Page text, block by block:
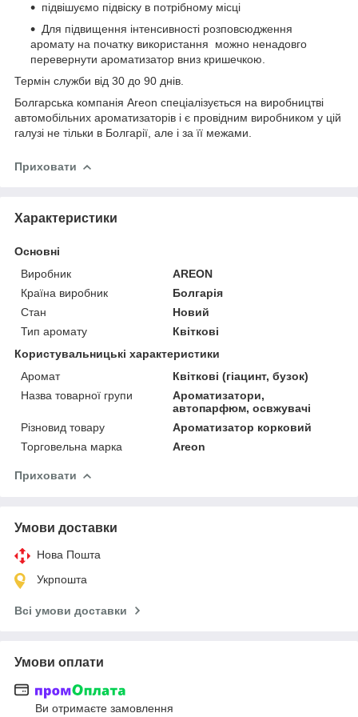
підвішуємо підвіску в потрібному місці
Для підвищення інтенсивності розповсюдження
аромату на початку використання можно ненадовго
перевернути ароматизатор вниз кришечкою.
Термін служби від 30 до 90 днів.
Болгарська компанія Areon спеціалізується на виробництві
автомобільних ароматизаторів і є провідним виробником у цій
галузі не тільки в Болгарії, але і за її межами.
Приховати
Характеристики
Основні
Виробник
AREON
Країна виробник
Болгарія
Стан
Новий
Тип аромату
Квіткові
Користувальницькі характеристики
Аромат
Квіткові (гіацинт, бузок)
Назва товарної групи
Ароматизатори,
автопарфюм, освжувачі
Різновид товару
Ароматизатор корковий
Торговельна марка
Areon
Приховати
Умови доставки
Нова Пошта
Укрпошта
Всі умови доставки
Умови оплати
Ви отримаєте замовлення